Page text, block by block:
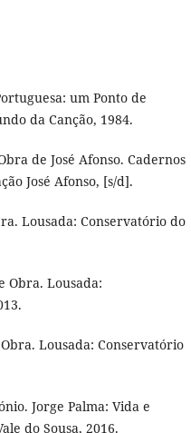
um Ponto de
da Canção, 1984.
de José Afonso. Cadernos
José Afonso, [s/d].
Lousada: Conservatório do
e Obra. Lousada:
Obra. Lousada: Conservatório
Jorge Palma: Vida e
do Sousa, 2016.